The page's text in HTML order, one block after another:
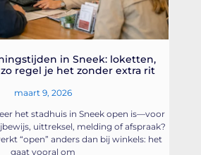
in Sneek: loketten,
regel je het zonder extra rit
maart 9, 2026
het stadhuis in Sneek open is—voor
uittreksel, melding of afspraak?
“open” anders dan bij winkels: het
gaat vooral om